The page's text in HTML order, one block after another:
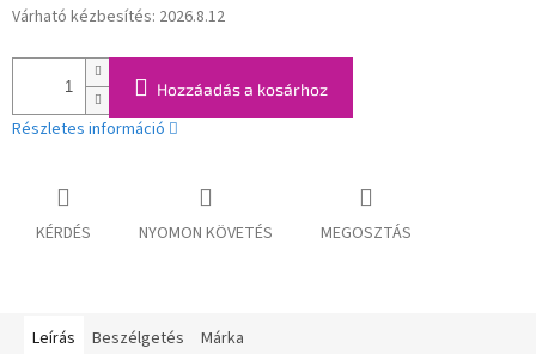
Egységár:
Várható kézbesítés: 2026.8.12
Hozzáadás a kosárhoz
Részletes információ
KÉRDÉS NYOMON KÖVETÉS MEGOSZTÁS
Leírás Beszélgetés Márka